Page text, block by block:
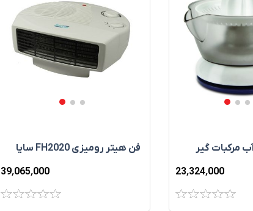
مرکبات‌‌ گير
23٬324٬000
فن هيتر رومیزی FH2020 سایا
39٬065٬000